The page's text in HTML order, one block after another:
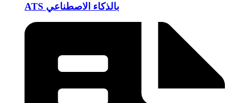
ATS بالذكاء الاصطناعي